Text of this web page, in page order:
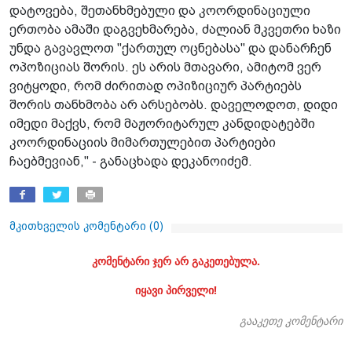
დატოვება, შეთანხმებული და კოორდინაციული
ერთობა ამაში დაგვეხმარება, ძალიან მკვეთრი ხაზი
უნდა გავავლოთ "ქართულ ოცნებასა" და დანარჩენ
ოპოზიციას შორის. ეს არის მთავარი, ამიტომ ვერ
ვიტყოდი, რომ ძირითად ოპიზიციურ პარტიებს
შორის თანხმობა არ არსებობს. დაველოდოთ, დიდი
იმედი მაქვს, რომ მაჟორიტარულ კანდიდატებში
კოორდინაციის მიმართულებით პარტიები
ჩაებმევიან," - განაცხადა დეკანოიძემ.
მკითხველის კომენტარი (0)
კომენტარი ჯერ არ გაკეთებულა.
იყავი პირველი!
გააკეთე კომენტარი